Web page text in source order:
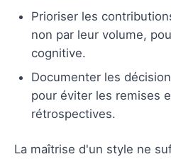
Prioriser les
non par leur volume,
cognitive.
Documenter les
pour éviter les remises
rétrospectives.
La maîtrise d'un style ne